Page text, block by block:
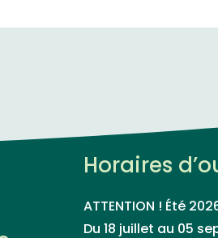
Horaires
ATTENTION ! Été
Du 18 juillet au 05